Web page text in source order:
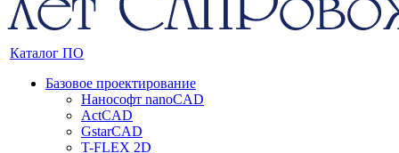
Каталог ПО
Базовое проектирование
Нанософт nanoCAD
ActCAD
GstarCAD
T-FLEX 2D